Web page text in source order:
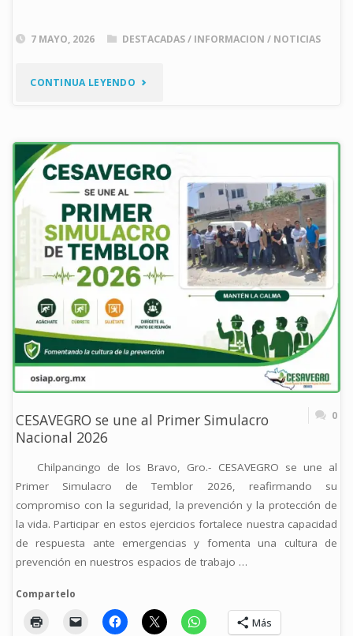
7 MAYO, 2026 DESTACADAS/ INFORMACION / NOTICIAS
CONTINUA LEYENDO "CESAVEGRO
EN
CAPACITACIÓN
TÉCNICA
SOBRE
ASPERSIÓN
AÉREA
CON
DRONES"
CESAVEGRO se une al Primer Simulacro
Nacional 2026
0
Chilpancingo de los Bravo, Gro.- CESAVEGRO se une al
Primer Simulacro de Temblor 2026, reafirmando su
compromiso con la seguridad, la prevención y la protección de
la vida. Participar en estos ejercicios fortalece nuestra capacidad
de respuesta ante emergencias y fomenta una cultura de
prevención en nuestros espacios de trabajo …
Compartelo
Más